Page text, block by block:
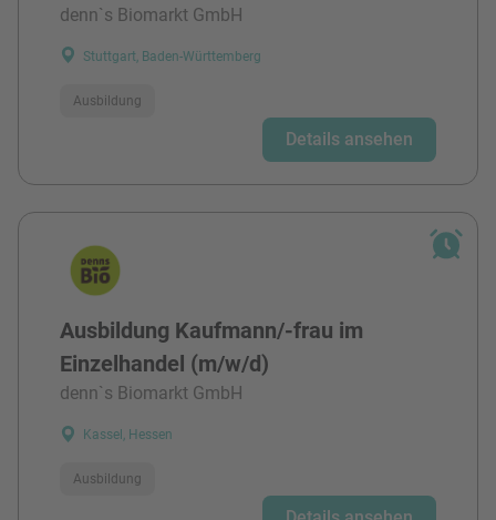
denn`s Biomarkt GmbH
Stuttgart, Baden-Württemberg
Ausbildung
Details ansehen
Ausbildung Kaufmann/-frau im
Einzelhandel (m/w/d)
denn`s Biomarkt GmbH
Kassel, Hessen
Ausbildung